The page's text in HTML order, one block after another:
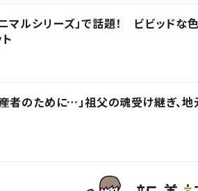
ニマルシリーズ」で話題！ ビビッド
産者のために…」祖父の魂受け継ぎ、